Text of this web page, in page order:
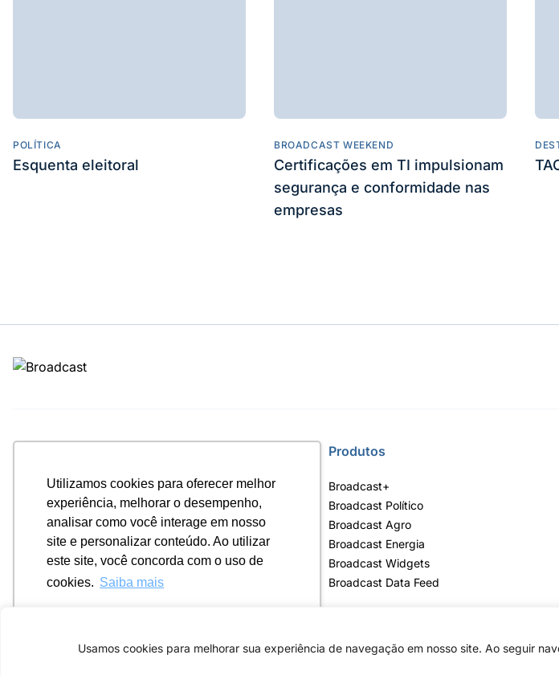
Utilizamos cookies para oferecer melhor
experiência, melhorar o desempenho,
analisar como você interage em nosso
site e personalizar conteúdo. Ao utilizar
este site, você concorda com o uso de
cookies. Saiba mais
Usamos cookies para melhorar sua experiência de navegação em nosso site. Ao seguir
POLÍTICA
Esquenta eleitoral
BROADCAST WEEKEND
Certificações em TI impulsionam
segurança e conformidade nas
empresas
Notícias
Termos de uso
Política de privacidade
Contrato Máster Terminal
Releases Broadcast
Produtos
Broadcast+
Broadcast Político
Broadcast Agro
Broadcast Energia
Broadcast Widgets
Broadcast Data Feed
Av. Eng. Caetano Álvares, 55 - 3º e 6º andar, Bairro do